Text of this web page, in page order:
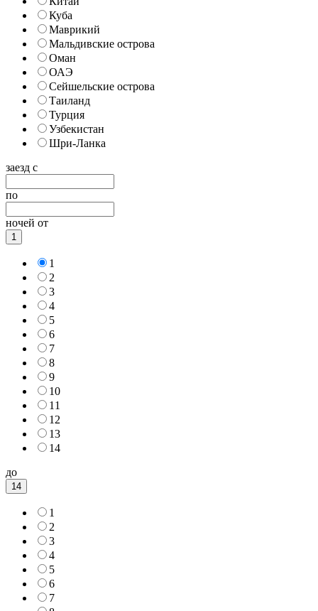
Куба
Маврикий
Мальдивские острова
Оман
ОАЭ
Сейшельские острова
Таиланд
Турция
Узбекистан
Шри-Ланка
заезд с
по
ночей от
1
1
2
3
4
5
6
7
8
9
10
11
12
13
14
до
14
1
2
3
4
5
6
7